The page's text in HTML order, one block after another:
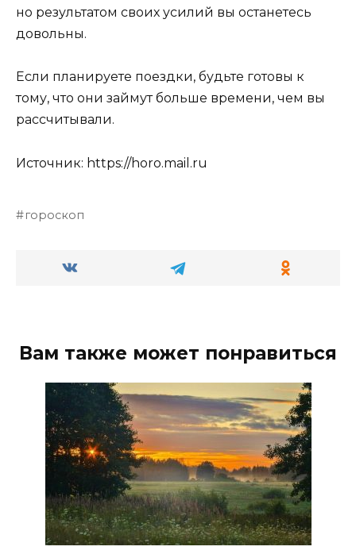
но результатом своих усилий вы останетесь
довольны.
Если планируете поездки, будьте готовы к
тому, что они займут больше времени, чем вы
рассчитывали.
Источник: https://horo.mail.ru
гороскоп
Вам также может понравиться